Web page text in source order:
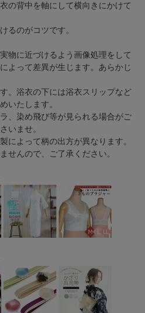
の背中を軸にして横向きにかけて
るのがコツです。
物に近づけるよう画像処理をして
よって差異が生じます。あらかじ
。浴衣の下には浴衣スリップなど
いたします。
、染め飛び等が見られる場合がご
いませ。
によって柄の出方が異なります。
せんので、ご了承ください。